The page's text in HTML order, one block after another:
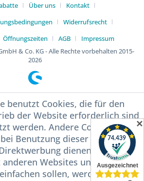
Über uns
Kontakt
Widerrufsrecht
Öffnungszeiten AGB
Impressum
& Co. KG - Alle Rechte vorbehalten 2015-
2026
benutzt Cookies, die für den
der Website erforderlich sind
werden. Andere Cookies, die
Benutzung dieser Website
dienen oder die
Websites und sozialen
sollen, werden nur mit
✕